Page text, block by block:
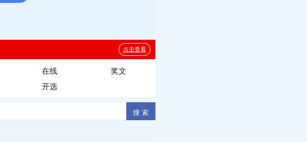
在线
奖文
开选